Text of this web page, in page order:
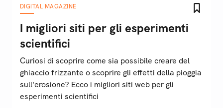
DIGITAL MAGAZINE
I migliori siti per gli esperimenti
scientifici
Curiosi di scoprire come sia possibile creare del
ghiaccio frizzante o scoprire gli effetti della pioggia
sull'erosione? Ecco i migliori siti web per gli
esperimenti scientifici